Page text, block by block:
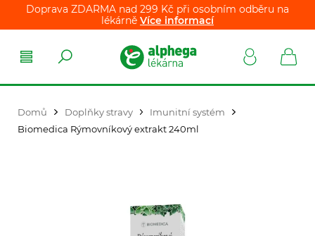
Doprava ZDARMA nad 299 Kč při osobním odběru na
lékárně Více informací
Domů Doplňky stravy
Imunitní systém
Biomedica Rýmovníkový extrakt 240ml